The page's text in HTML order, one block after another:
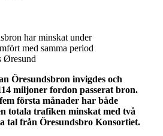
har minskat under
med samma period
Øresund
Öresundsbron invigdes och
miljoner fordon passerat bron.
första månader har både
totala trafiken minskat med två
tal från Öresundsbro Konsortiet.